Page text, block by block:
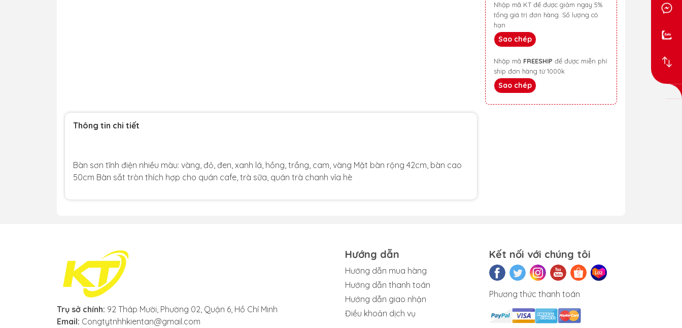
Nhập mã KT để được giảm ngay 5%
tổng giá trị đơn hàng. Số lượng có
hạn
Sao chép
Nhập mã FREESHIP
ship đơn hàng từ 1000k
Sao chép
Thông tin chi tiết
Bàn sơn tĩnh điện nhiều màu: vàng, đỏ, đen, xanh lá, hồng, trắng, cam, vàng Mặt bàn rộng 42cm, bàn cao
50cm Bàn sắt tròn thích hợp cho quán cafe, trà sữa, quán trà chanh vỉa hè
Trụ sở chính: 92 Tháp Mười, Phường 02, Quận 6, Hồ Chí Minh
Email: Congtytnhhkientan@gmail.com
Hướng dẫn
Hướng dẫn mua hàng
Hướng dẫn thanh toán
Hướng dẫn giao nhận
Điều khoản dịch vụ
Kết nối với chúng tôi
Phương thức thanh toán